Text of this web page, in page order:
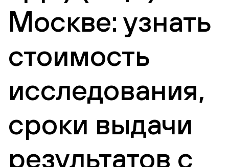
Москве: узнать
стоимость
исследования,
сроки выдачи
результатов с